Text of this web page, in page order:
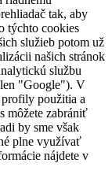
tak, aby
týchto cookies
služieb potom už
našich stránok
službu
"Google"). V
profily použitia a
môžete zabrániť
by sme však
plne využívať
nájdete v